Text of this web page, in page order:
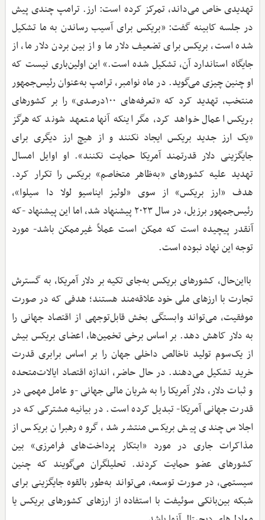
تهدیدی خاص می‌داند، تمرکز کرده است: ارز. ترامپ چندی پیش
در جلسه کابینه گفت: «بریکس برای آسیب رساندن به ما تشکیل
شده است، بریکس برای تضعیف دلار ما و از بین بردن دلار ما، از
جایگاه استاندارد آن، تشکیل شده است.» این اولین‌باری نیست که
او چنین چیزی می‌گوید. در ماه نوامبر، ترامپ به‌عنوان رئیس‌جمهور
منتخب، تهدید کرد که «تعرفه‌های ۱۰۰درصدی» را بر کشورهای
بریکس اعمال خواهد کرد، مگر اینکه آنها متعهد شوند که هرگز
«یک ارز جدید بریکس ایجاد نکنند و از هیچ ارز دیگری برای
جایگزینی دلار قدرتمند آمریکا حمایت نکنند». او اوایل امسال
تهدید علیه کشورهای «به‌ظاهر متخاصم» بریکس را تکرار کرد.
هدف «ارز بریکس» از سوی «لوئیز ایناسیو لولا دا سیلوا»،
رئیس‌جمهور برزیل، در سال ۲۰۲۳ پیشنهاد شد، اما این پیشنهاد -که
آنقدر پیچیده است که ممکن است عملاً غیرممکن باشد- مورد
توجه این نهاد نبوده است.
بااین‌حال، کشورهای بریکس به‌جای تکیه بر دلار آمریکا، به گسترش
تجارت با ارزهای ملی خود علاقه‌مند هستند؛ هدفی که در صورت
موفقیت، می‌تواند وابستگی بخش قابل‌توجهی از اقتصاد جهانی را
به دلار کاهش دهد. بر اساس برخی تخمین‌ها، اعضای بریکس بیش
از یک‌سوم تولید ناخالص داخلی جهان را بر اساس برابری قدرت
خرید تشکیل می‌دهند. در حال حاضر، اندازه اقتصاد ایالات‌متحده
و ثبات دلار، دلار آمریکا را به شریان مالی جهانی -و عامل مهمی در
قدرت جهانی آمریکا- تبدیل کرده است. در بیانیه مشترکی که در
اجلاس چندی پیش بریکس منتشر شد، گروه رهبران بریکس از
مذاکرات جاری در مورد «ابتکار پرداخت‌های فرامرزی» بین
کشورهای عضو حمایت کردند. تحلیلگران می‌گویند که چنین
سیستمی، در صورت توسعه، می‌تواند به‌طور بالقوه جایگزینی برای
شبکه بین‌بانکی سوئیفت با استفاده از ارزهای کشورهای بریکس یا